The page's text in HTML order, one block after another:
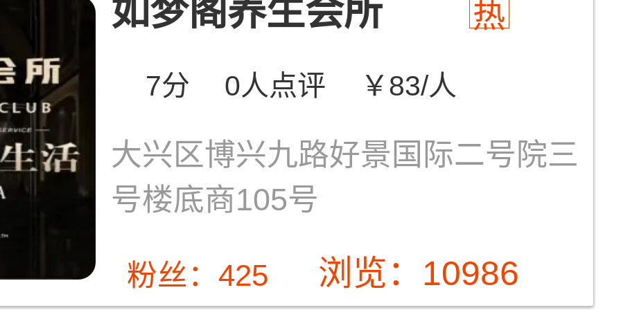
如梦阁养生会所 热
7分 0人点评 ￥83/人
大兴区博兴九路好景国际二号院三
号楼底商105号
粉丝：425 浏览：10986